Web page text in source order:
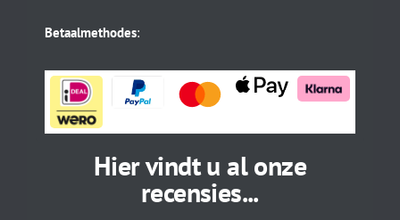
Betaalmethodes:
Hier vindt u al onze
recensies...